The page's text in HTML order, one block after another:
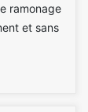
ramonage
et sans